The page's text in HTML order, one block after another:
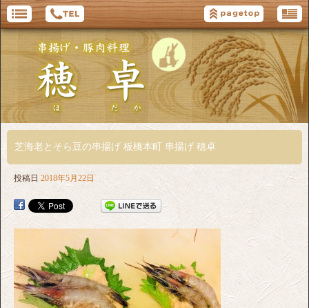
芝海老とそら豆の串揚げ 板橋本町 串揚げ 穂卓
投稿日 2018年5月22日